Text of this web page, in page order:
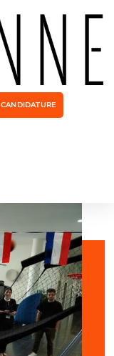
CANDIDATURE